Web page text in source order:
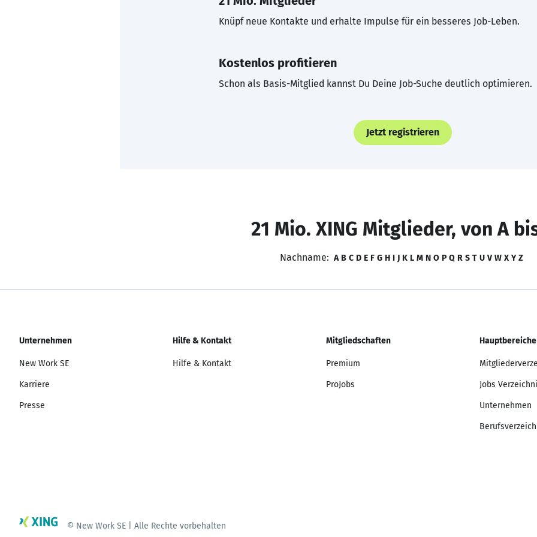
Knüpf neue Kontakte und erhalte Impulse für ein besseres Job-Leben.
Kostenlos profitieren
Schon als Basis-Mitglied kannst Du Deine Job-Suche deutlich optimieren.
Jetzt registrieren
21 Mio. XING Mitglieder, von A
Nachname: A B C D E F G H I J K L M N O P Q R S T U V W X Y Z
Unternehmen
New Work SE
Karriere
Presse
Hilfe & Kontakt
Hilfe & Kontakt
Mitgliedschaften
Premium
ProJobs
Hauptbereiche
Jobs
Unternehmen
© New Work SE | Alle Rechte vorbehalten